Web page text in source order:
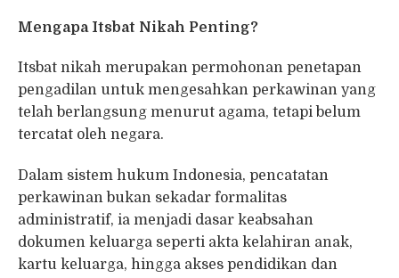
Mengapa Itsbat Nikah Penting?
Itsbat nikah merupakan permohonan penetapan
pengadilan untuk mengesahkan perkawinan yang
telah berlangsung menurut agama, tetapi belum
tercatat oleh negara.
Dalam sistem hukum Indonesia, pencatatan
perkawinan bukan sekadar formalitas
administratif, ia menjadi dasar keabsahan
dokumen keluarga seperti akta kelahiran anak,
kartu keluarga, hingga akses pendidikan dan